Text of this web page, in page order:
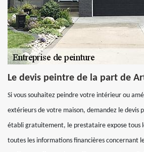
Le devis peintre de la part de
Si vous souhaitez peindre votre intérieur ou
extérieurs de votre maison, demandez le devis
établi gratuitement, le prestataire expose tous
toutes les informations financières concernant